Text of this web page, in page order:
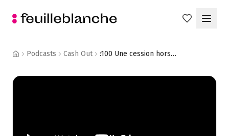
Podcasts Cash Out :100 Une cession hors norme, du public et du champagne : on a fêté la 100ème de Cash Out ! - Christophe Crémer - Meilleurtaux